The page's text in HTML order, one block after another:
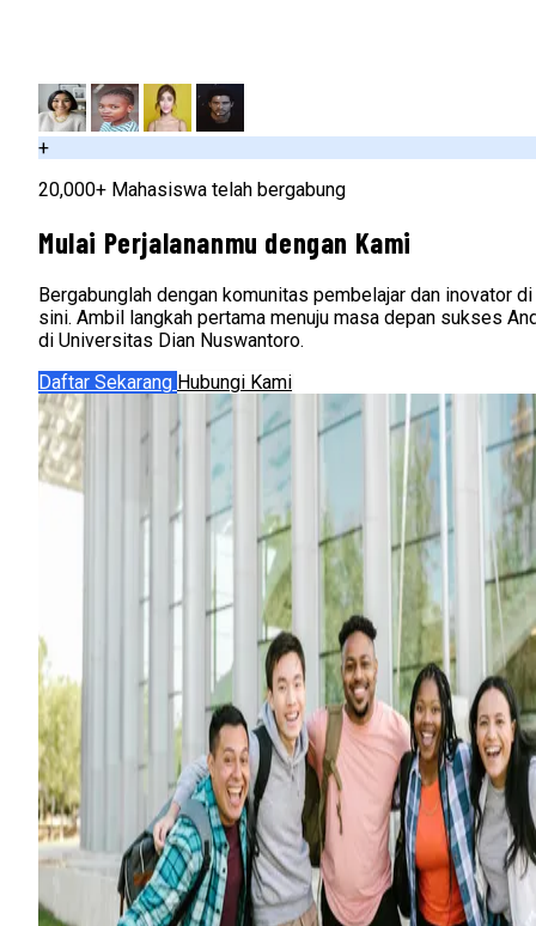
+
20,000+ Mahasiswa telah bergabung
Mulai Perjalananmu dengan Kami
Bergabunglah dengan komunitas pembelajar dan inovator di
sini. Ambil langkah pertama menuju masa depan sukses
di Universitas Dian Nuswantoro.
Daftar Sekarang Hubungi Kami